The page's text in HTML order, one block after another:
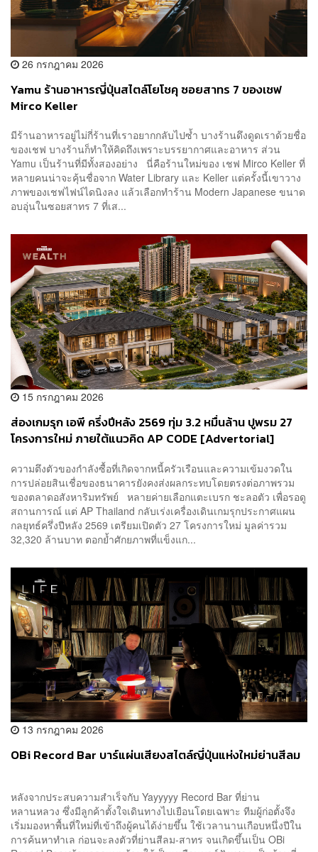
26 กรกฎาคม 2026
Yamu ร้านอาหารญี่ปุ่นสไตล์โยโชคุ ซอยสาทร 7 ของเชฟ
Mirco Keller
มีร้านอาหารอยู่ไม่กี่ร้านที่เราอยากกลับไปซ้ำ บางร้านดึงดูดเราด้วยชื่อ
ของเชฟ บางร้านก็ทำให้คิดถึงเพราะบรรยากาศและอาหาร ส่วน
Yamu เป็นร้านที่มีทั้งสองอย่าง นี่คือร้านใหม่ของ เชฟ Mirco Keller ที่
หลายคนน่าจะคุ้นชื่อจาก Water Library และ Keller แต่ครั้งนี้เขาวาง
ภาพของเชฟไฟน์ไดนิงลง แล้วเลือกทำร้าน Modern Japanese ขนาด
อบอุ่นในซอยสาทร 7 ที่เส...
15 กรกฎาคม 2026
ส่องเกมรุก เอพี ครึ่งปีหลัง 2569 ทุ่ม 3.2 หมื่นล้าน ปูพรม 27
โครงการใหม่ ภายใต้แนวคิด AP CODE [Advertorial]
ความตึงตัวของกำลังซื้อที่เกิดจากหนี้ครัวเรือนและความเข้มงวดใน
การปล่อยสินเชื่อของธนาคารยังคงส่งผลกระทบโดยตรงต่อภาพรวม
ของตลาดอสังหาริมทรัพย์ หลายค่ายเลือกแตะเบรก ชะลอตัว เพื่อรอดู
สถานการณ์ แต่ AP Thailand กลับเร่งเครื่องเดินเกมรุกประกาศแผน
กลยุทธ์ครึ่งปีหลัง 2569 เตรียมเปิดตัว 27 โครงการใหม่ มูลค่ารวม
32,320 ล้านบาท ตอกย้ำศักยภาพที่แข็งแก...
13 กรกฎาคม 2026
OBi Record Bar บาร์แผ่นเสียงสไตล์ญี่ปุ่นแห่งใหม่ย่านสีลม
หลังจากประสบความสำเร็จกับ Yayyyyy Record Bar ที่ย่าน
หลานหลวง ซึ่งมีลูกค้าตั้งใจเดินทางไปเยือนโดยเฉพาะ ทีมผู้ก่อตั้งจึง
เริ่มมองหาพื้นที่ใหม่ที่เข้าถึงผู้คนได้ง่ายขึ้น ใช้เวลานานเกือบหนึ่งปีใน
การค้นหาทำเล ก่อนจะลงตัวที่ย่านสีลม-สาทร จนเกิดขึ้นเป็น OBi